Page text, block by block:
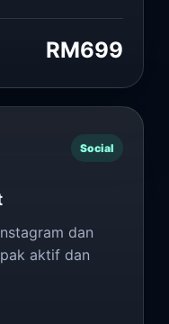
RM699
Social
dan
aktif dan